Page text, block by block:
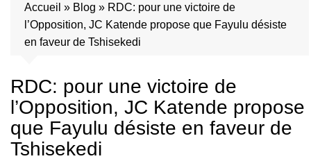
Accueil » Blog » RDC: pour une victoire de
l’Opposition, JC Katende propose que Fayulu désiste
en faveur de Tshisekedi
RDC: pour une victoire de
l’Opposition, JC Katende propose
que Fayulu désiste en faveur de
Tshisekedi